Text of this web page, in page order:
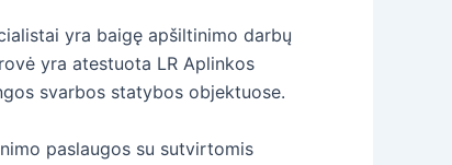
yra baigę apšiltinimo darbų
yra atestuota LR Aplinkos
svarbos statybos objektuose.
paslaugos su sutvirtomis